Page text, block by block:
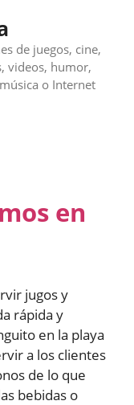
de juegos, cine,
videos, humor,
o Internet
en
jugos y
rápida y
en la playa
a los clientes
de lo que
bebidas o